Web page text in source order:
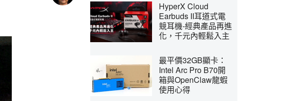
HyperX Cloud
Earbuds II耳道式電
競耳機-經典產品再進
化，千元內輕鬆入主
最平價32GB顯卡：
Intel Arc Pro B70開
箱與OpenClaw龍蝦
使用心得